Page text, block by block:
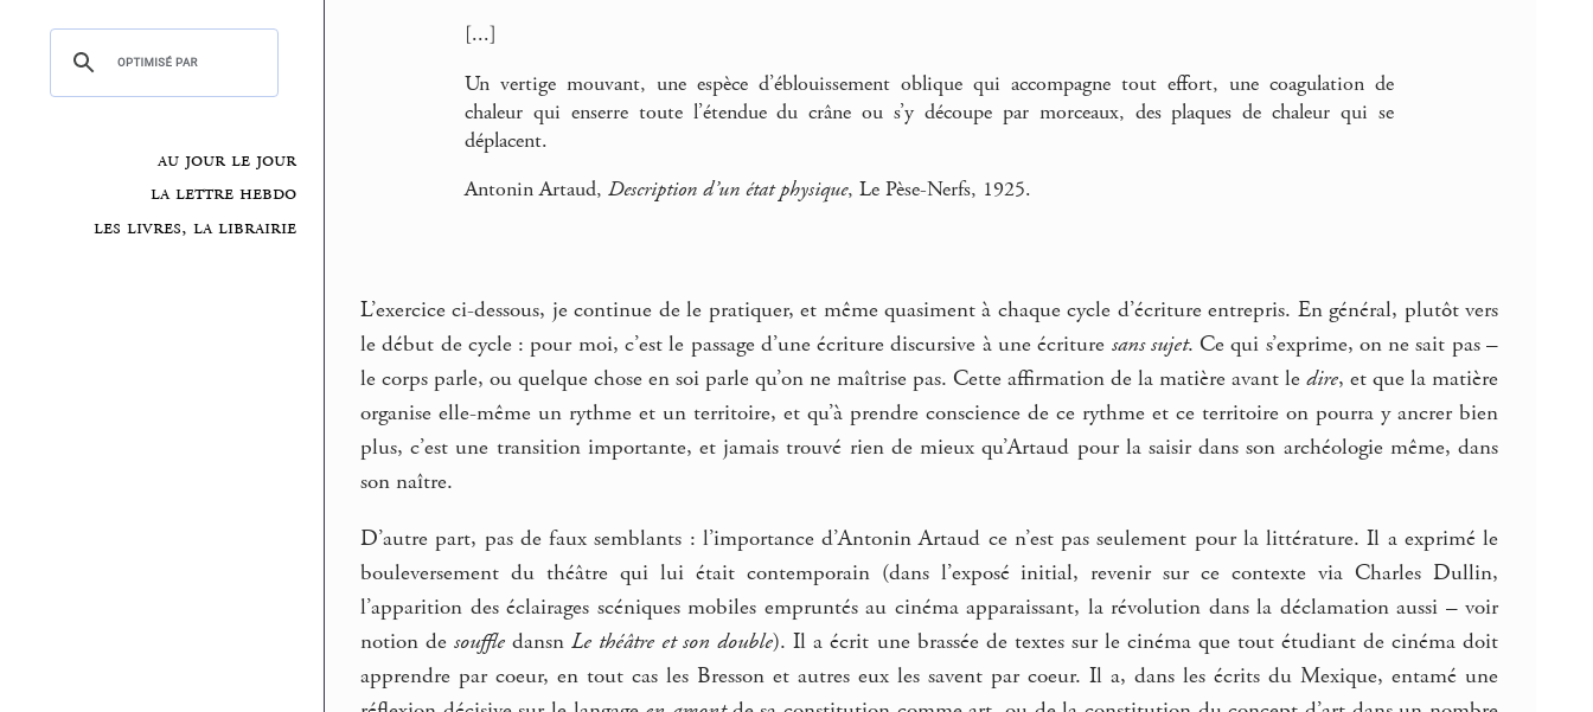
au jour le jour
la lettre hebdo
les livres, la librairie
[...]
Un vertige mouvant, une espèce d’éblouissement oblique qui accompagne tout effort, une coagulation de
chaleur qui enserre toute l’étendue du crâne ou s’y découpe par morceaux, des plaques de chaleur qui se
déplacent.
Antonin Artaud, Description d’un état physique, Le Pèse-Nerfs, 1925.
L’exercice ci-dessous, je continue de le pratiquer, et même quasiment à chaque cycle d’écriture entrepris. En général, plutôt vers
le début de cycle : pour moi, c’est le passage d’une écriture discursive à une écriture sans sujet. Ce qui s’exprime, on ne sait pas –
le corps parle, ou quelque chose en soi parle qu’on ne maîtrise pas. Cette affirmation de la matière avant ledire, et que la matière
organise elle-même un rythme et un territoire, et qu’à prendre conscience de ce rythme et ce territoire on pourra y ancrer bien
plus, c’est une transition importante, et jamais trouvé rien de mieux qu’Artaud pour la saisir dans son archéologie même, dans
son naître.
D’autre part, pas de faux semblants : l’importance d’Antonin Artaud ce n’est pas seulement pour la littérature. Il a exprimé le
bouleversement du théâtre qui lui était contemporain (dans l’exposé initial, revenir sur ce contexte via Charles Dullin,
l’apparition des éclairages scéniques mobiles empruntés au cinéma apparaissant, la révolution dans la déclamation aussi – voir
notion desouffle dansnLe théâtre et son double). Il a écrit une brassée de textes sur le cinéma que tout étudiant de cinéma doit
apprendre par coeur, en tout cas les Bresson et autres eux les savent par coeur. Il a, dans les écrits du Mexique, entamé une